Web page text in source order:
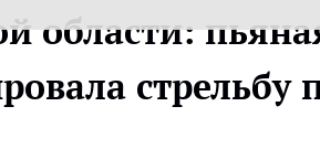
области:
стрельбу